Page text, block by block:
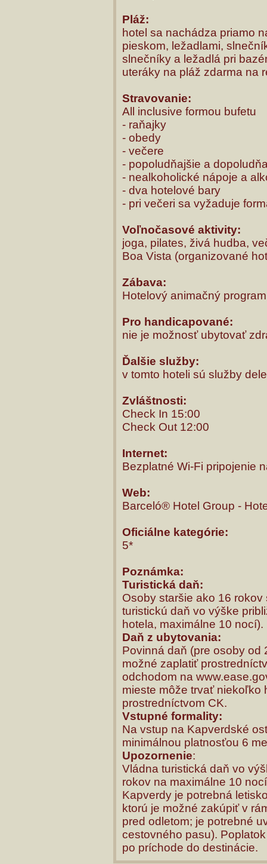
Pláž:
hotel sa nachádza priamo
pieskom, ležadlami,
slnečníky a ležadlá pri
uteráky na pláž zdarma na
Stravovanie:
All inclusive formou bufetu
- raňajky
- obedy
- večere
- popoludňajšie a
- nealkoholické nápoje a
- dva hotelové bary
- pri večeri sa vyžaduje
Voľnočasové aktivity:
joga, pilates, živá hudba,
Boa Vista (organizované
Zábava:
Hotelový animačný program
Pro handicapované:
nie je možnosť ubytovať
Ďalšie služby:
v tomto hoteli sú služby
Zvláštnosti:
Check In 15:00
Check Out 12:00
Internet:
Bezplatné Wi-Fi pripojenie
Web:
Barceló® Hotel Group -
Oficiálne kategórie:
5*
Poznámka:
Turistická daň:
Osoby staršie ako 16
turistickú daň vo výške
hotela, maximálne 10 nocí).
Daň z ubytovania:
Povinná daň (pre osoby od
možné zaplatiť
odchodom na
mieste môže trvať niekoľko
prostredníctvom CK.
Vstupné formality:
Na vstup na Kapverdské
minimálnou platnosťou 6
Upozornenie:
Vládna turistická daň vo
rokov na maximálne 10
Kapverdy je potrebná
ktorú je možné zakúpiť v
pred odletom; je potrebné
cestovného pasu).
po príchode do destinácie.